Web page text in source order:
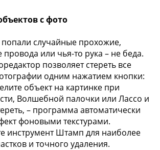
с фото
попали случайные прохожие,
провода или чья-то рука – не беда.
позволяет стереть все
одним нажатием кнопки:
объект на картинке при
Волшебной палочки или Лассо и
– программа автоматически
фоновыми текстурами.
инструмент Штамп для наиболее
и точного удаления.